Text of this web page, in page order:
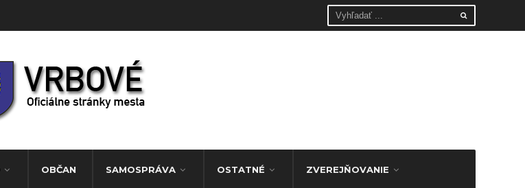
OBČAN SAMOSPRÁVA OSTATNÉ ZVEREJŇOVANIE